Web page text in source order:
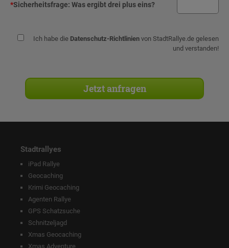
*Sicherheitsfrage: Was ergibt drei plus eins?
Ich habe die Datenschutz-Richtlinien von StadtRallye.de gelesen
und verstanden!
Stadtrallyes
iPad Rallye
Geocaching
Krimi Geocaching
Agenten Rallye
GPS Schatzsuche
Schnitzeljagd
Xmas Geocaching
Xmas Adventure